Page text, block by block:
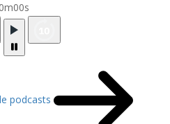
0m00s
podcasts